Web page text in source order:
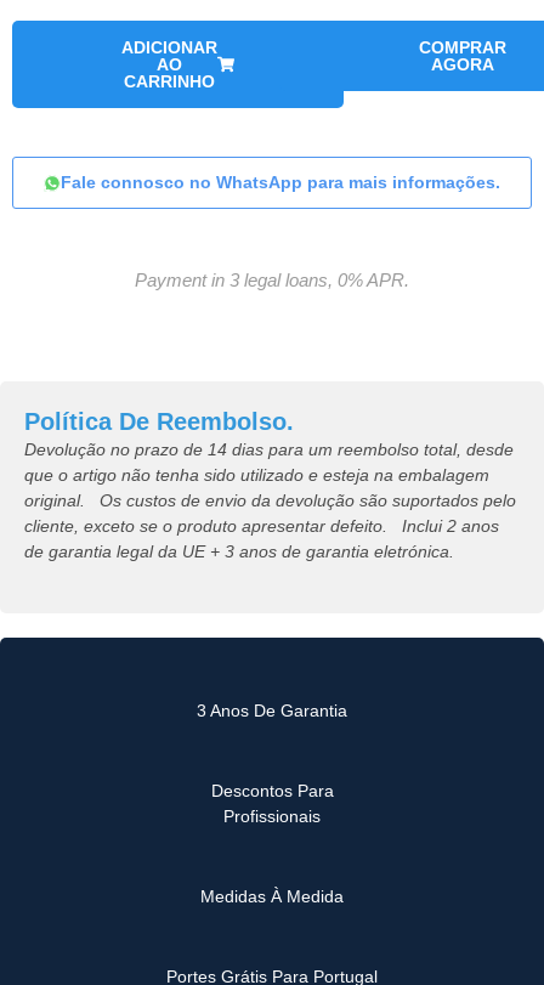
ADICIONAR
AO
CARRINHO
COMPRAR
AGORA
Fale connosco no WhatsApp para mais informações.
Payment in 3 legal loans, 0% APR.
Política De Reembolso.
Devolução no prazo de 14 dias para um reembolso total, desde
que o artigo não tenha sido utilizado e esteja na embalagem
original. Os custos de envio da devolução são suportados pelo
cliente, exceto se o produto apresentar defeito. Inclui 2 anos
de garantia legal da UE + 3 anos de garantia eletrónica.
3 Anos De Garantia
Descontos Para
Profissionais
Medidas À Medida
Portes Grátis Para Portugal